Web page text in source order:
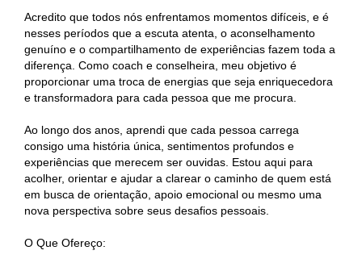
Acredito que todos nós enfrentamos momentos difíceis, e é
nesses períodos que a escuta atenta, o aconselhamento
genuíno e o compartilhamento de experiências fazem toda a
diferença. Como coach e conselheira, meu objetivo é
proporcionar uma troca de energias que seja enriquecedora
e transformadora para cada pessoa que me procura.
Ao longo dos anos, aprendi que cada pessoa carrega
consigo uma história única, sentimentos profundos e
experiências que merecem ser ouvidas. Estou aqui para
acolher, orientar e ajudar a clarear o caminho de quem está
em busca de orientação, apoio emocional ou mesmo uma
nova perspectiva sobre seus desafios pessoais.
O Que Ofereço: